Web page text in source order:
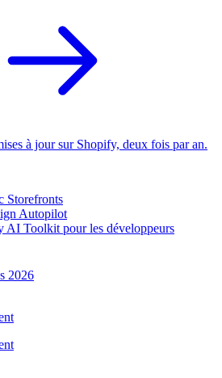
à jour sur Shopify, deux fois par an.
Storefronts
Autopilot
AI Toolkit pour les développeurs
2026